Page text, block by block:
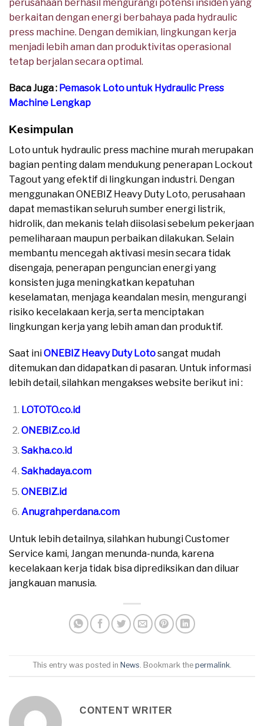
perusahaan berhasil mengurangi potensi insiden yang
berkaitan dengan energi berbahaya pada hydraulic
press machine. Dengan demikian, lingkungan kerja
menjadi lebih aman dan produktivitas operasional
tetap berjalan secara optimal.
Baca Juga : Pemasok Loto untuk Hydraulic Press
Machine Lengkap
Kesimpulan
Loto untuk hydraulic press machine murah merupakan
bagian penting dalam mendukung penerapan Lockout
Tagout yang efektif di lingkungan industri. Dengan
menggunakan ONEBIZ Heavy Duty Loto, perusahaan
dapat memastikan seluruh sumber energi listrik,
hidrolik, dan mekanis telah diisolasi sebelum pekerjaan
pemeliharaan maupun perbaikan dilakukan. Selain
membantu mencegah aktivasi mesin secara tidak
disengaja, penerapan penguncian energi yang
konsisten juga meningkatkan kepatuhan
keselamatan, menjaga keandalan mesin, mengurangi
risiko kecelakaan kerja, serta menciptakan
lingkungan kerja yang lebih aman dan produktif.
Saat iniONEBIZ Heavy Duty Lotosangat mudah
ditemukan dan didapatkan di pasaran. Untuk informasi
lebih detail, silahkan mengakses website berikut ini :
LOTOTO.co.id
ONEBIZ.co.id
Sakha.co.id
Sakhadaya.com
ONEBIZ.id
Anugrahperdana.com
Untuk lebih detailnya, silahkan hubungi Customer
Service kami, Jangan menunda-nunda, karena
kecelakaan kerja tidak bisa diprediksikan dan diluar
jangkauan manusia.
This entry was posted in News. Bookmark the permalink.
CONTENT WRITER